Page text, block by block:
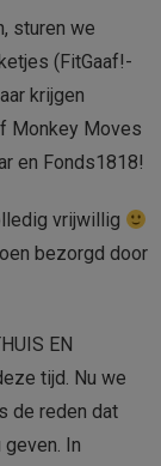
sturen we
(FitGaaf!-
krijgen
Monkey Moves
en Fonds1818!
vrijwillig
bezorgd door
EN
tijd. Nu we
de reden dat
geven. In